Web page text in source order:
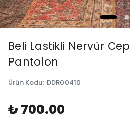
Beli Lastikli Nervür
Pantolon
Ürün Kodu: DDR00410
₺ 700.00